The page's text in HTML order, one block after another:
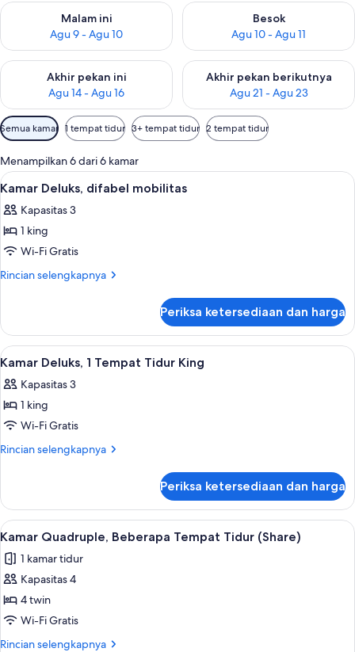
Malam ini
Agu 9 - Agu 10
Periksa ketersediaan untuk malam ini Agu 9 - Agu 10
Besok
Agu 10 - Agu 11
Periksa ketersediaan untuk
Akhir pekan ini
Agu 14 - Agu 16
Periksa ketersediaan untuk akhir pekan ini Agu 14 - Agu 16
Akhir pekan berikutnya
Agu 21 - Agu 23
Periksa ketersediaan untuk
Filter
tersedia
untuk
kamar
Semua kamar 1 tempat tidur 3+ tempat tidur 2 tempat tidur
Menampilkan 6 dari 6 kamar
Lihat
semua
foto
untuk
Kamar
Deluks,
Brankas, meja kerja, tirai kedap
8
Kamar Deluks, difabel mobilitas
Kapasitas 3
1 king
Wi-Fi Gratis
Rincian selengkapnya
Rincian
Kamar
Deluks,
difabel
Periksa ketersediaan dan harga
Lihat
semua
foto
untuk
Kamar
Deluks,
Tidur
King
Brankas, meja kerja, tirai kedap
9
Kamar Deluks, 1 Tempat Tidur King
Kapasitas 3
1 king
Wi-Fi Gratis
Rincian selengkapnya
Rincian
Kamar
Deluks,
1
Tidur
King
Periksa ketersediaan dan harga
Lihat
semua
foto
untuk
Kamar
Quadruple,
Beberapa
Kamar Quadruple, Beberapa
7
Kamar Quadruple, Beberapa Tempat Tidur (Share)
1 kamar tidur
Kapasitas 4
4 twin
Wi-Fi Gratis
Rincian selengkapnya
Rincian